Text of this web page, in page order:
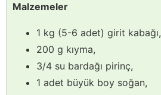
Malzemeler
1 kg (5-6 adet) girit kabağı,
200 g kıyma,
3/4 su bardağı pirinç,
1 adet büyük boy soğan,